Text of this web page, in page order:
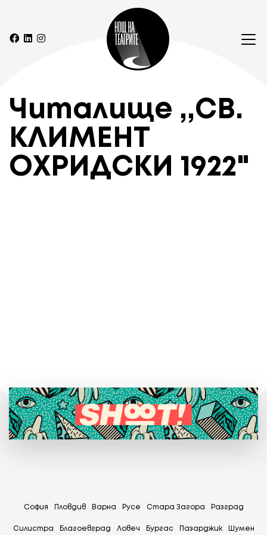
Читалище ,,СВ.
КЛИМЕНТ
ОХРИДСКИ 1922"
София Пловдив Варна Русе Стара Загора Разград
Силистра Благоевград Ловеч Бургас Пазарджик Шумен